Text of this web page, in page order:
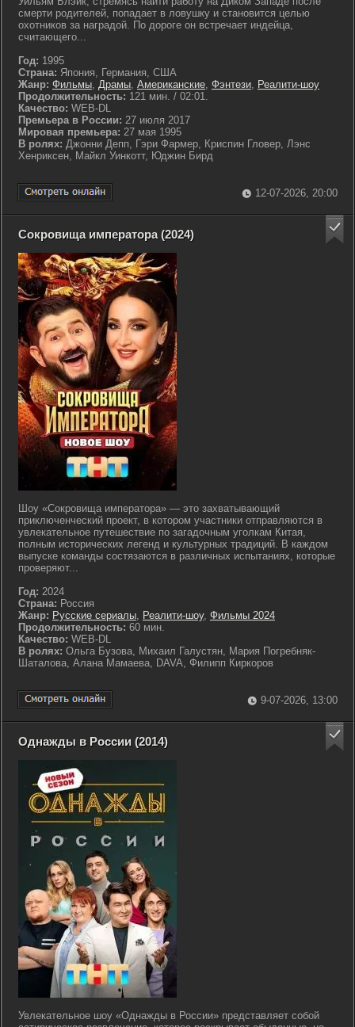
смерти родителей, попадает в ловушку и становится целью
охотников за наградой. По дороге он встречает индейца,
считающего...
Год: 1995
Страна: Япония, Германия, США
Жанр: Фильмы, Драмы, Американские, Фэнтези, Реалити-шоу
Продолжительность: 121 мин. / 02:01.
Качество: WEB-DL
Премьера в России: 27 июля 2017
Мировая премьера: 27 мая 1995
В ролях: Джонни Депп, Гэри Фармер, Криспин Гловер, Лэнс
Хенриксен, Майкл Уинкотт, Юджин Бирд
12-07-2026, 20:00
Сокровища императора (2024)
Шоу «Сокровища императора» — это захватывающий
приключенческий проект, в котором участники отправляются в
увлекательное путешествие по загадочным уголкам Китая,
полным исторических легенд и культурных традиций. В каждом
выпуске команды состязаются в различных испытаниях, которые
проверяют...
Год: 2024
Страна: Россия
Жанр: Русские сериалы, Реалити-шоу, Фильмы 2024
Продолжительность: 60 мин.
Качество: WEB-DL
В ролях: Ольга Бузова, Михаил Галустян, Мария Погребняк-
Шаталова, Алана Мамаева, DAVA, Филипп Киркоров
9-07-2026, 13:00
Однажды в России (2014)
Увлекательное шоу «Однажды в России» представляет собой